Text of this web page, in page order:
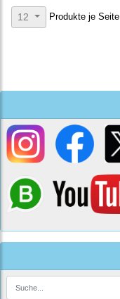
12 Produkte je Seite